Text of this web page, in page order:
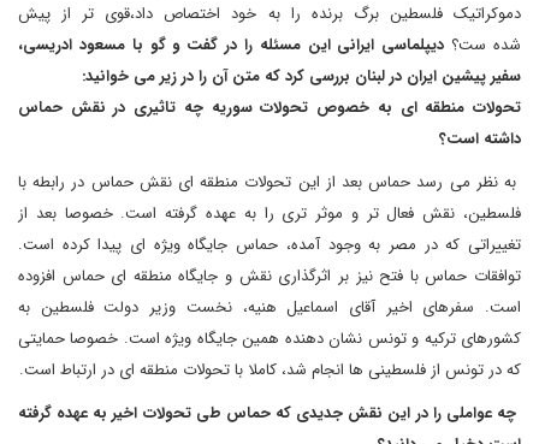
دموکراتیک فلسطین برگ برنده را به خود اختصاص داد،قوی تر از پیش
شده ست؟ دیپلماسی ایرانی این مسئله را در گفت و گو با مسعود ادریسی،
سفیر پیشین ایران در لبنان بررسی کرد که متن آن را در زیر می خوانید:
تحولات منطقه ای به خصوص تحولات سوریه چه تاثیری در نقش حماس
داشته است؟
به نظر می رسد حماس بعد از این تحولات منطقه ای نقش حماس در رابطه با
فلسطین، نقش فعال تر و موثر تری را به عهده گرفته است. خصوصا بعد از
تغییراتی که در مصر به وجود آمده، حماس جایگاه ویژه ای پیدا کرده است.
توافقات حماس با فتح نیز بر اثرگذاری نقش و جایگاه منطقه ای حماس افزوده
است. سفرهای اخیر آقای اسماعیل هنیه، نخست وزیر دولت فلسطین به
کشورهای ترکیه و تونس نشان دهنده همین جایگاه ویژه است. خصوصا حمایتی
که در تونس از فلسطینی ها انجام شد، کاملا با تحولات منطقه ای در ارتباط است.
چه عواملی را در این نقش جدیدی که حماس طی تحولات اخیر به عهده گرفته